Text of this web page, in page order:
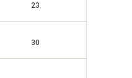
23
30